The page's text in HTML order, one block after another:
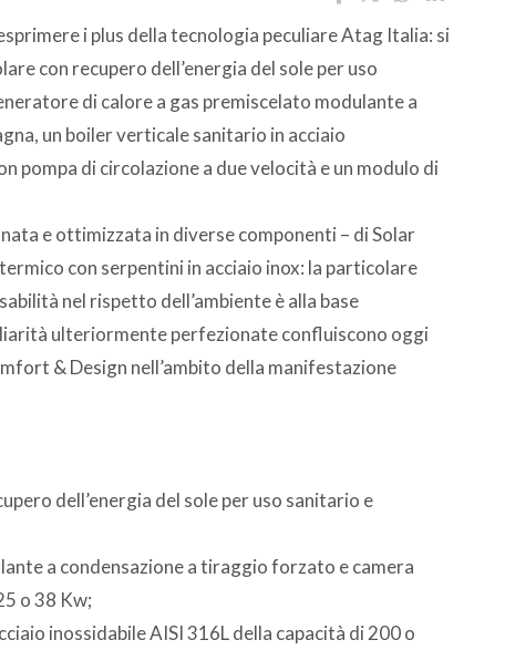
i plus della tecnologia peculiare Atag Italia: si
con recupero dell’energia del sole per uso
di calore a gas premiscelato modulante a
un boiler verticale sanitario in acciaio
pompa di circolazione a due velocità e un modulo di
e ottimizzata in diverse componenti – di Solar
con serpentini in acciaio inox: la particolare
nel rispetto dell’ambiente è alla base
ulteriormente perfezionate confluiscono oggi
& Design nell’ambito della manifestazione
dell’energia del sole per uso sanitario e
a condensazione a tiraggio forzato e camera
o 38 Kw;
inossidabile AISI 316L della capacità di 200 o